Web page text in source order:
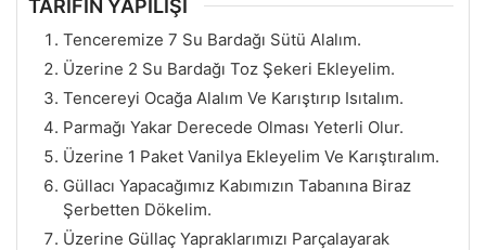
TARİFİN YAPILIŞI
Tenceremize 7 Su Bardağı Sütü Alalım.
Üzerine 2 Su Bardağı Toz Şekeri Ekleyelim.
Tencereyi Ocağa Alalım Ve Karıştırıp Isıtalım.
Parmağı Yakar Derecede Olması Yeterli Olur.
Üzerine 1 Paket Vanilya Ekleyelim Ve Karıştıralım.
Güllacı Yapacağımız Kabımızın Tabanına Biraz
Şerbetten Dökelim.
Üzerine Güllaç Yapraklarımızı Parçalayarak